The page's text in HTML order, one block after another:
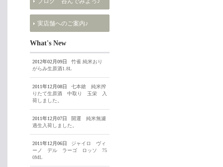
実店舗へのご案内♪
What's New
2012年02月09日
竹雀 純米おり
がらみ生原酒1.8L
2011年12月08日
七本鎗 純米搾
りたて生原酒 中取り 玉栄 入
荷しました。
2011年12月07日
開運 純米無濾
過生入荷しました。
2011年12月06日
ジャイロ ヴィ
ーノ デル ラーゴ ロッソ 75
0ML